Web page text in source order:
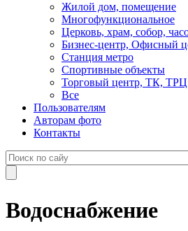
Жилой дом, помещение
Многофункциональное
Церковь, храм, собор,
Бизнес-центр, Офисный
Станция метро
Спортивные объекты
Торговый центр, ТК, ТРЦ
Все
Пользователям
Авторам фото
Контакты
Водоснабжение